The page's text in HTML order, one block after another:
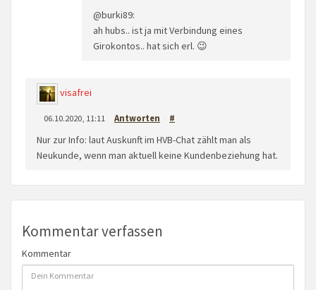
@burki89:
ah hubs.. ist ja mit Verbindung eines
Girokontos.. hat sich erl. 😉
visafrei
06.10.2020, 11:11 Antworten #
Nur zur Info: laut Auskunft im HVB-Chat zählt man als
Neukunde, wenn man aktuell keine Kundenbeziehung hat.
Kommentar verfassen
Kommentar